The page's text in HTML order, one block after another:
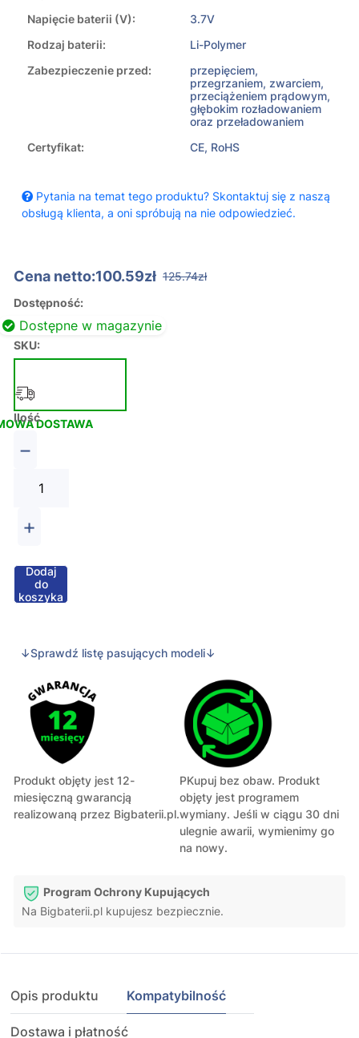
Napięcie baterii (V):
3.7V
Rodzaj baterii:
Li-Polymer
Zabezpieczenie przed:
przepięciem,
przegrzaniem, zwarciem,
przeciążeniem prądowym,
głębokim rozładowaniem
oraz przeładowaniem
Certyfikat:
CE, RoHS
Pytania na temat tego produktu? Skontaktuj się z naszą
obsługą klienta, a oni spróbują na nie odpowiedzieć.
Cena netto:100.59zł 125.74zł
Dostępność:
Dostępne w magazynie
SKU:
DOSTAWA
Ilość
−
+
Dodaj
do
koszyka
↓Sprawdź listę pasujących modeli↓
Produkt objęty jest 12-
miesięczną gwarancją
realizowaną przez Bigbaterii.pl.
PKupuj bez obaw. Produkt
objęty jest programem
wymiany. Jeśli w ciągu 30 dni
ulegnie awarii, wymienimy go
na nowy.
Program Ochrony Kupujących
Na Bigbaterii.pl kupujesz bezpiecznie.
Opis produktu Kompatybilność
Dostawa i płatność